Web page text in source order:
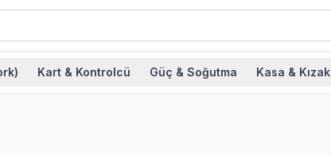
Kart & Kontrolcü Güç & Soğutma Kasa & Kızak